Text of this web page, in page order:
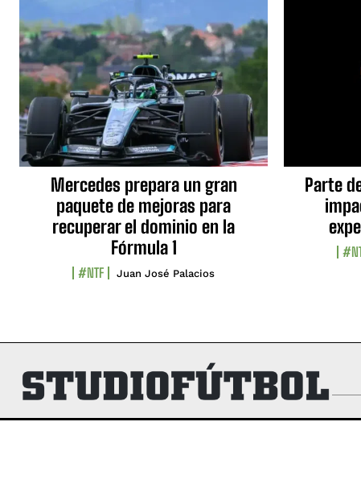
Mercedes prepara un gran
paquete de mejoras para
recuperar el dominio en la
Fórmula 1
#NTF Juan José Palacios
Parte